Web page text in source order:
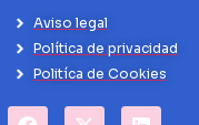
Aviso legal
Política de privacidad
Politíca de Cookies